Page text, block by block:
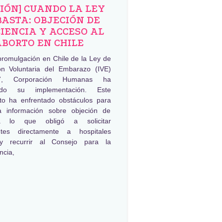
CUANDO LA LEY
OBJECIÓN DE
Y ACCESO AL
EN CHILE
en Chile de la Ley de
Voluntaria del Embarazo (IVE)
Corporación Humanas ha
su implementación. Este
ha enfrentado obstáculos para
información sobre objeción de
lo que obligó a solicitar
directamente a hospitales
recurrir al Consejo para la